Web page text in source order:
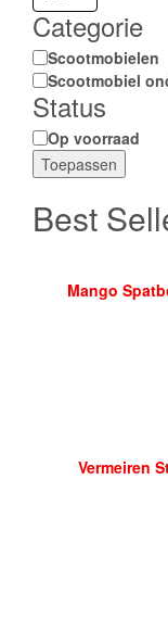
Categorie
Categorie
Scootmobielen
Scootmobiel
Status
Status
Op voorraad
Toepassen
Best
Mango
Vermeiren